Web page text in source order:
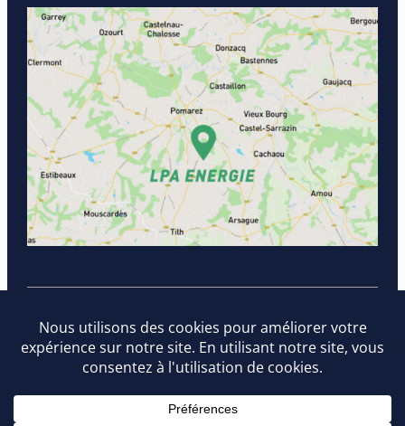
2024 © LPA ENERGIE
Données personnelles
Mentions légales